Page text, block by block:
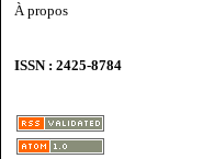
À propos
ISSN : 2425-8784